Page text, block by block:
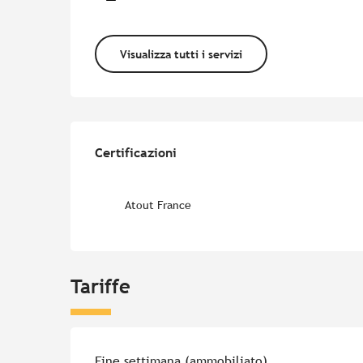
Visualizza tutti i servizi
Certificazioni
Certificazioni
Atout France
Tariffe
Tariffe 2026